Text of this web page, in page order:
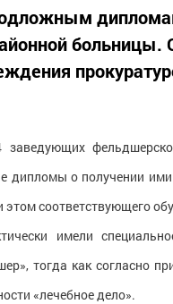
больницы.
заведующих
о получении ими
этом соответствующего
имели
тогда как согласно
«лечебное дело».